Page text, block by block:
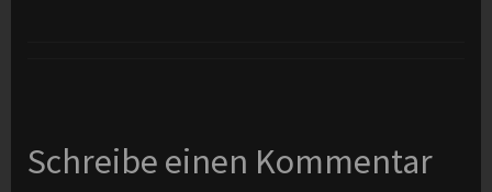
Schreibe einen Kommentar